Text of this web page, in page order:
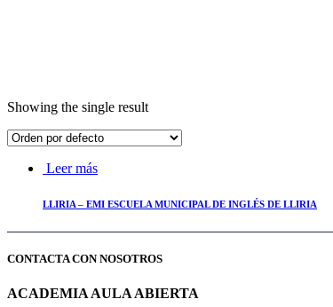
Showing the single result
Leer más
LLIRIA – EMI ESCUELA MUNICIPAL DE INGLÉS DE LLIRIA
CONTACTA CON NOSOTROS
ACADEMIA AULA ABIERTA